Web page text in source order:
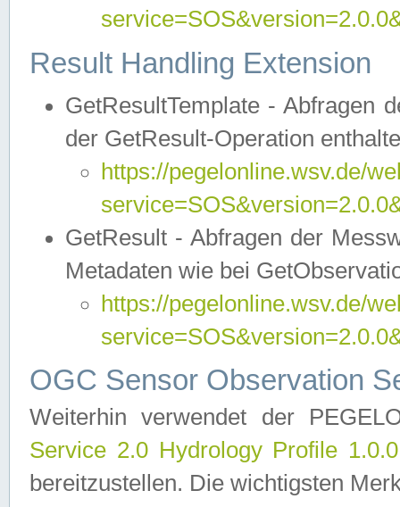
Result Handling Extension
GetResultTemplate - Abfragen
der GetResult-Operation
https://pegelonline.wsv.de/
GetResult - Abfragen der
Metadaten wie bei
https://pegelonline.wsv.de/
OGC Sensor Observation
Weiterhin verwendet der
Service 2.0 Hydrology Profile
bereitzustellen. Die wichtigsten